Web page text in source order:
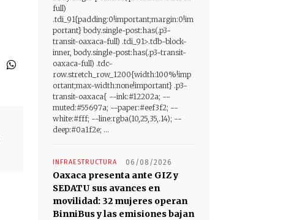
full)
.tdi_91{padding:0!important;margin:0!im
portant} body.single-post:has(.p3-
transit-oaxaca-full) .tdi_91>.tdb-block-
inner, body.single-post:has(.p3-transit-
oaxaca-full) .tdc-
row.stretch_row_1200{width:100%!imp
ortant;max-width:none!important} .p3-
transit-oaxaca{ --ink:#12202a; --
muted:#55697a; --paper:#eef3f2; --
white:#fff; --line:rgba(10,25,35,.14); --
deep:#0a1f2e; ...
INFRAESTRUCTURA 06/08/2026
Oaxaca presenta ante GIZ y
SEDATU sus avances en
movilidad: 32 mujeres operan
BinniBus y las emisiones bajan